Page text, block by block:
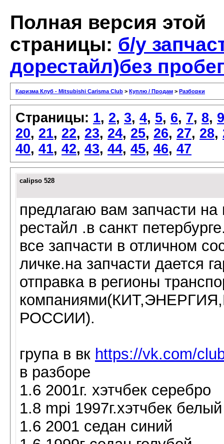
Полная версия этой
страницы: б/у
дорестайл)без
Каризма Клуб - Mitsubishi Carisma Club > Куплю / Продам > Разборки
Страницы: 1, 2, 3, 4, 5, 6, 7, 8, 9
20, 21, 22, 23, 24, 25, 26, 27, 28,
40, 41, 42, 43, 44, 45, 46, 47
calipso 528
предлагаю вам запчасти
рестайл .в санкт
все запчасти в отличном
личке.на запчасти дается
отправка в регионы
РОССИИ).
група в вк https://vk.com/
в разборе
1.6 2001г. хэтчбек серебро
1.8 mpi 1997г.хэтчбек белый
1.6 2001 седан синий